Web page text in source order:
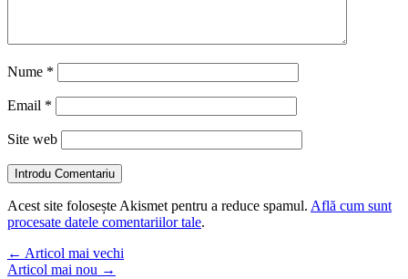
Nume *
Email *
Site web
Introdu Comentariu
Acest site folosește Akismet pentru a reduce spamul. Află cum sunt
procesate datele comentariilor tale.
← Articol mai vechi
Articol mai nou →